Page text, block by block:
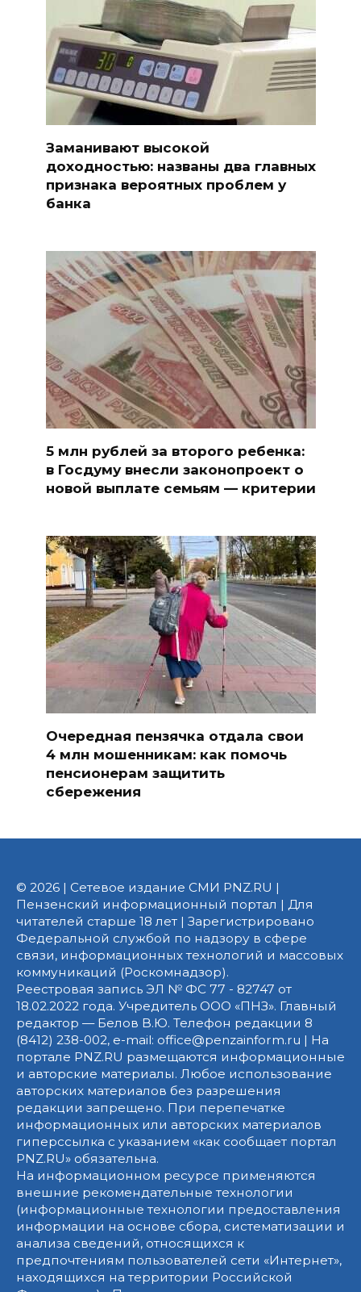
Заманивают высокой
доходностью: названы два главных
признака вероятных проблем у
банка
5 млн рублей за второго ребенка:
в Госдуму внесли законопроект о
новой выплате семьям — критерии
Очередная пензячка отдала свои
4 млн мошенникам: как помочь
пенсионерам защитить
сбережения
© 2026 | Сетевое издание СМИ PNZ.RU |
Пензенский информационный портал | Для
читателей старше 18 лет | Зарегистрировано
Федеральной службой по надзору в сфере
связи, информационных технологий и массовых
коммуникаций (Роскомнадзор).
Реестровая запись ЭЛ № ФС 77 - 82747 от
18.02.2022 года. Учредитель ООО «ПНЗ». Главный
редактор — Белов В.Ю. Телефон редакции 8
(8412) 238-002, e-mail: office@penzainform.ru | На
портале PNZ.RU размещаются информационные
и авторские материалы. Любое использование
авторских материалов без разрешения
редакции запрещено. При перепечатке
информационных или авторских материалов
гиперссылка с указанием «как сообщает портал
PNZ.RU» обязательна.
На информационном ресурсе применяются
внешние рекомендательные технологии
(информационные технологии предоставления
информации на основе сбора, систематизации и
анализа сведений, относящихся к
предпочтениям пользователей сети «Интернет»,
находящихся на территории Российской